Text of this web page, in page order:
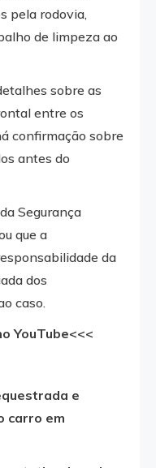
pela rodovia,
de limpeza ao
sobre as
entre os
confirmação sobre
antes do
Segurança
que a
da
dos
caso.
YouTube<<<
e
carro em